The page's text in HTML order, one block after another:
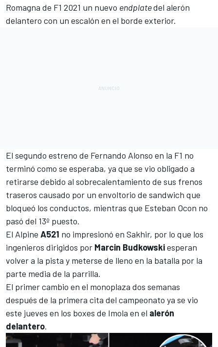
Romagna de F1 2021 un nuevo endplatedel alerón
delantero con un escalón en el borde exterior.
El segundo estreno de Fernando Alonso en la F1 no
terminó como se esperaba, ya que se vio obligado a
retirarse debido al sobrecalentamiento de sus frenos
traseros causado por un envoltorio de sandwich que
bloqueó los conductos, mientras que Esteban Ocon no
pasó del 13º puesto.
El Alpine A521 no impresionó en Sakhir, por lo que los
ingenieros dirigidos por Marcin Budkowskiesperan
volver a la pista y meterse de lleno en la batalla por la
parte media de la parrilla.
El primer cambio en el monoplaza dos semanas
después de la primera cita del campeonato ya se vio
este jueves en los boxes de Imola en el alerón
delantero.